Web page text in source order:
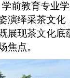
前教育专业
演绎采茶文化
展现茶文化底
焦点。